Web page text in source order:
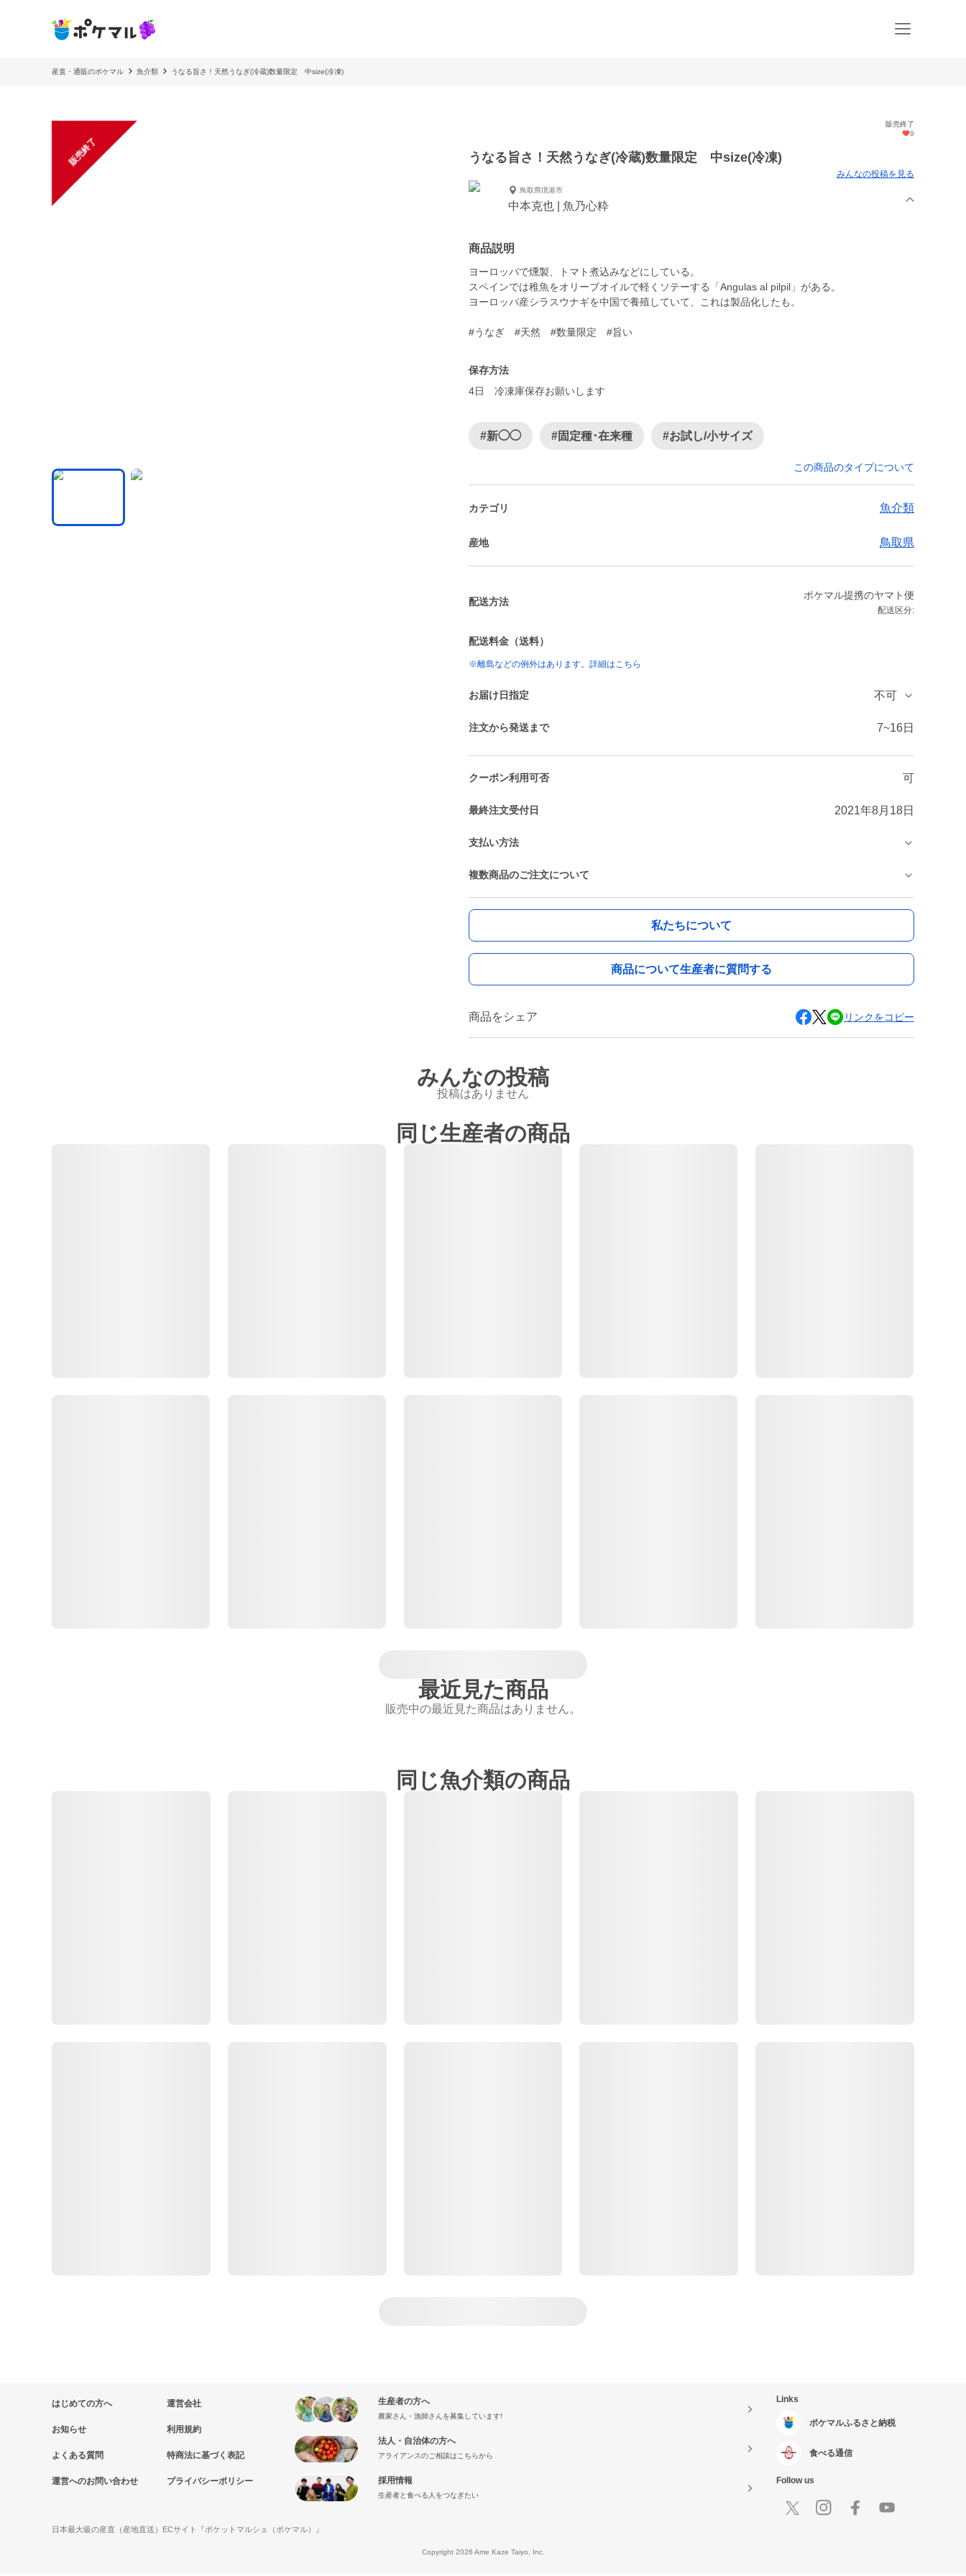
産直・通販のポケマル 魚介類 うなる旨さ！天然うなぎ(冷蔵)数量限定 中size(冷凍)
販売終了
販売終了
9
うなる旨さ！天然うなぎ(冷蔵)数量限定 中size(冷凍)
みんなの投稿を見る
鳥取県境港市
中本克也 | 魚乃心粋
商品説明
ヨーロッパで燻製、トマト煮込みなどにしている。
スペインでは稚魚をオリーブオイルで軽くソテーする「Angulas al pilpil」がある。
ヨーロッパ産シラスウナギを中国で養殖していて、これは製品化したも。
#うなぎ #天然 #数量限定 #旨い
保存方法
4日 冷凍庫保存お願いします
#新◯◯ #固定種･在来種 #お試し/小サイズ
この商品のタイプについて
カテゴリ 魚介類
産地 鳥取県
配送方法
ポケマル提携のヤマト便
配送区分:
配送料金（送料）
※離島などの例外はあります。詳細はこちら
お届け日指定 不可
注文から発送まで 7~16日
クーポン利用可否 可
最終注文受付日 2021年8月18日
支払い方法
複数商品のご注文について
私たちについて
商品について生産者に質問する
商品をシェア リンクをコピー
みんなの投稿
投稿はありません
同じ生産者の商品
最近見た商品
販売中の最近見た商品はありません。
同じ魚介類の商品
はじめての方へ
お知らせ
よくある質問
運営へのお問い合わせ
運営会社
利用規約
特商法に基づく表記
プライバシーポリシー
生産者の方へ
農家さん・漁師さんを募集しています!
法人・自治体の方へ
アライアンスのご相談はこちらから
採用情報
生産者と食べる人をつなぎたい
Links
ポケマルふるさと納税
食べる通信
Follow us
日本最大級の産直（産地直送）ECサイト『ポケットマルシェ（ポケマル）』
Copyright 2026 Ame Kaze Taiyo, Inc.